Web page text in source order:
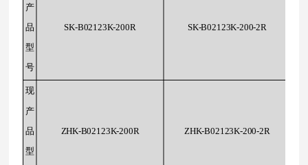
产
品
型
号
SK-B02123K-200R SK-B02123K-200-2R
现
产
品
型
ZHK-B02123K-200R ZHK-B02123K-200-2R